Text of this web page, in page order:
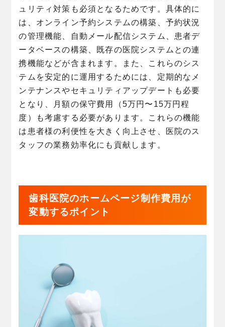
ュリティ対策も必須となるためです。具体的に
は、オンライン予約システムの構築、予約状況
の管理機能、自動メール配信システム、患者デ
ータベースの構築、既存の医院システムとの連
携機能などが含まれます。また、これらのシス
テムを安定的に運用するためには、定期的なメ
ンテナンスやセキュリティアップデートも必要
となり、月額の保守費用（5万円〜15万円程
度）も考慮する必要があります。これらの機能
は患者様の利便性を大きく向上させ、医院のス
タッフの業務効率化にも貢献します。
歯科医院のホームページ制作費用が
変動するポイント